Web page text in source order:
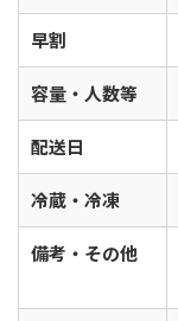
早割
容量・人数等
配送日
冷蔵・冷凍
備考・その他